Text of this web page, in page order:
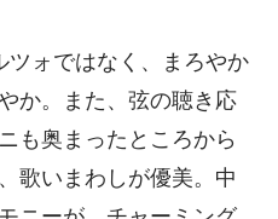
ツォではなく、まろやか
か。また、弦の聴き応
も奥まったところから
歌いまわしが優美。中